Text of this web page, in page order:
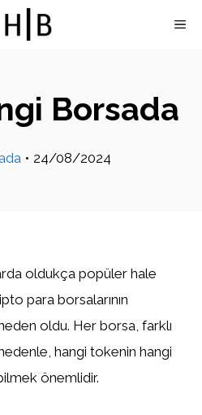
Borsada
• 24/08/2024
oldukça popüler hale
para borsalarının
neden oldu. Her borsa, farklı
hangi tokenin hangi
önemlidir.